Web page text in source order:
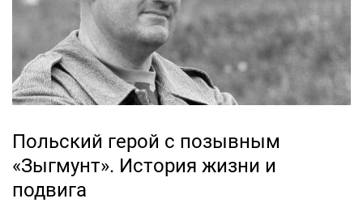
Польский герой с позывным
«Зыгмунт». История жизни и
подвига